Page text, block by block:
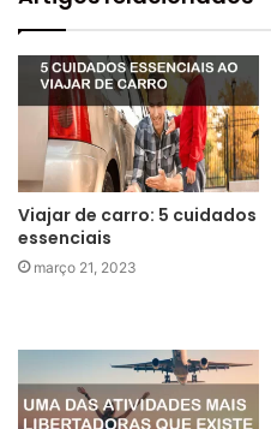
Viajar de carro: 5 cuidados
essenciais
março 21, 2023